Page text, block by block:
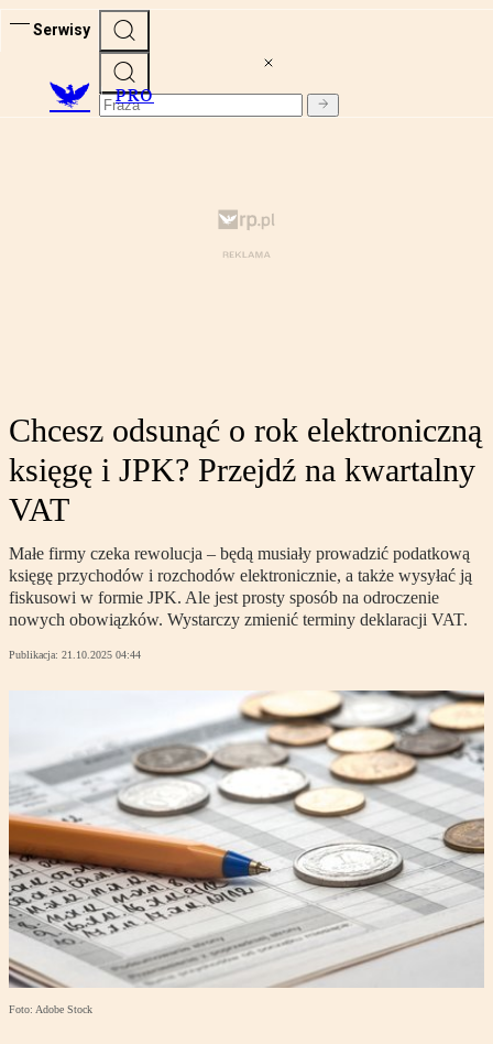
Serwisy
PRO
Chcesz odsunąć o rok elektroniczną
księgę i JPK? Przejdź na kwartalny
VAT
Małe firmy czeka rewolucja – będą musiały prowadzić podatkową
księgę przychodów i rozchodów elektronicznie, a także wysyłać ją
fiskusowi w formie JPK. Ale jest prosty sposób na odroczenie
nowych obowiązków. Wystarczy zmienić terminy deklaracji VAT.
Publikacja: 21.10.2025 04:44
Foto: Adobe Stock